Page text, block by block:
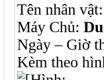
Tên nhân vật:
Máy Chủ:
Ngày – Giờ
Kèm theo